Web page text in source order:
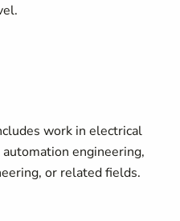
work in electrical
engineering,
or related fields.